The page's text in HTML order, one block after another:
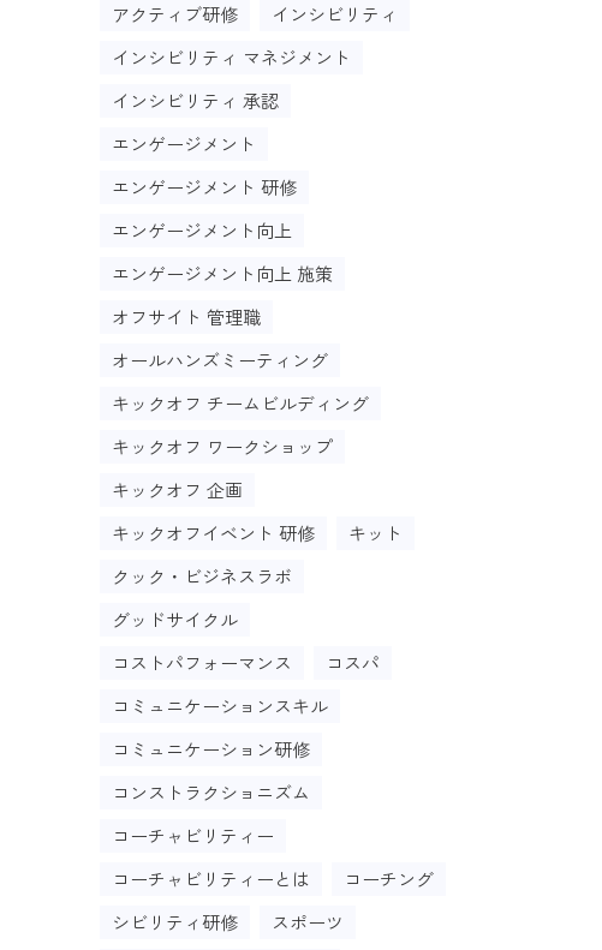
アクティブ研修
インシビリティ
インシビリティ マネジメント
インシビリティ 承認
エンゲージメント
エンゲージメント 研修
エンゲージメント向上
エンゲージメント向上 施策
オフサイト 管理職
オールハンズミーティング
キックオフ チームビルディング
キックオフ ワークショップ
キックオフ 企画
キックオフイベント 研修
キット
クック・ビジネスラボ
グッドサイクル
コストパフォーマンス
コスパ
コミュニケーションスキル
コミュニケーション研修
コンストラクショニズム
コーチャビリティー
コーチャビリティーとは
コーチング
シビリティ研修
スポーツ